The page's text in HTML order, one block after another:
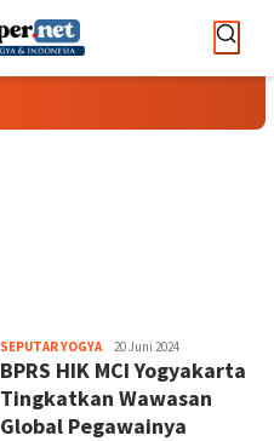
SEPUTAR YOGYAHeri
Purwata
20 Juni 2024
BPRS HIK MCI Yogyakarta
Tingkatkan Wawasan
Global Pegawainya